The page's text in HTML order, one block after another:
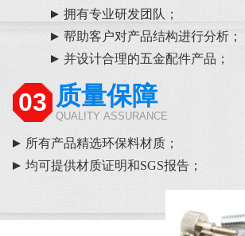
拥有专业研发团队；
帮助客户对产品结构进行分析；
并设计合理的五金配件产品；
03 质量保障
QUALITY ASSURANCE
所有产品精选环保料材质；
均可提供材质证明和SGS报告；